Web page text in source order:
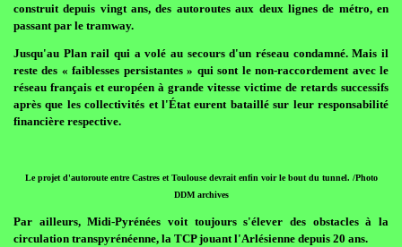
construit depuis vingt ans, des autoroutes aux deux lignes de métro, en
passant par le tramway.
Jusqu'au Plan rail qui a volé au secours d'un réseau condamné. Mais il
reste des « faiblesses persistantes » qui sont le non-raccordement avec le
réseau français et européen à grande vitesse victime de retards successifs
après que les collectivités et l'État eurent bataillé sur leur responsabilité
financière respective.
Le projet d'autoroute entre Castres et Toulouse devrait enfin voir le bout du tunnel. /Photo
DDM archives
Par ailleurs, Midi-Pyrénées voit toujours s'élever des obstacles à la
circulation transpyrénéenne, la TCP jouant l'Arlésienne depuis 20 ans.